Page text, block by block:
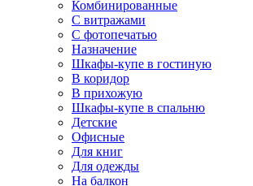
Комбинированные
С витражами
С фотопечатью
Назначение
Шкафы-купе в гостиную
В коридор
В прихожую
Шкафы-купе в спальню
Детские
Офисные
Для книг
Для одежды
На балкон